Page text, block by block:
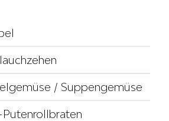
/ Suppengemüse